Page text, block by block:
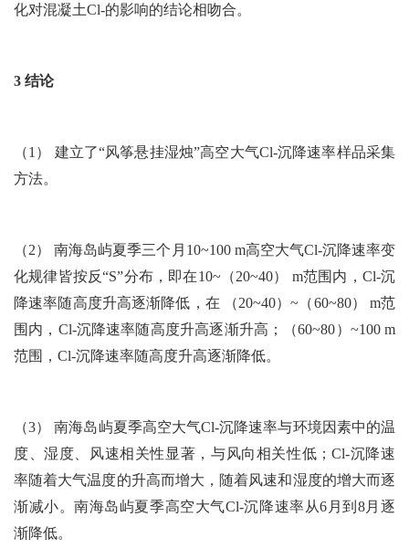
化对混凝土Cl-的影响的结论相吻合。
3 结论
（1） 建立了“风筝悬挂湿烛”高空大气Cl-沉降速率样品采集
方法。
（2） 南海岛屿夏季三个月10~100 m高空大气Cl-沉降速率变
化规律皆按反“S”分布，即在10~（20~40） m范围内，Cl-沉
降速率随高度升高逐渐降低，在 （20~40）~（60~80） m范
围内，Cl-沉降速率随高度升高逐渐升高；（60~80）~100 m
范围，Cl-沉降速率随高度升高逐渐降低。
（3） 南海岛屿夏季高空大气Cl-沉降速率与环境因素中的温
度、湿度、风速相关性显著，与风向相关性低；Cl-沉降速
率随着大气温度的升高而增大，随着风速和湿度的增大而逐
渐减小。南海岛屿夏季高空大气Cl-沉降速率从6月到8月逐
渐降低。